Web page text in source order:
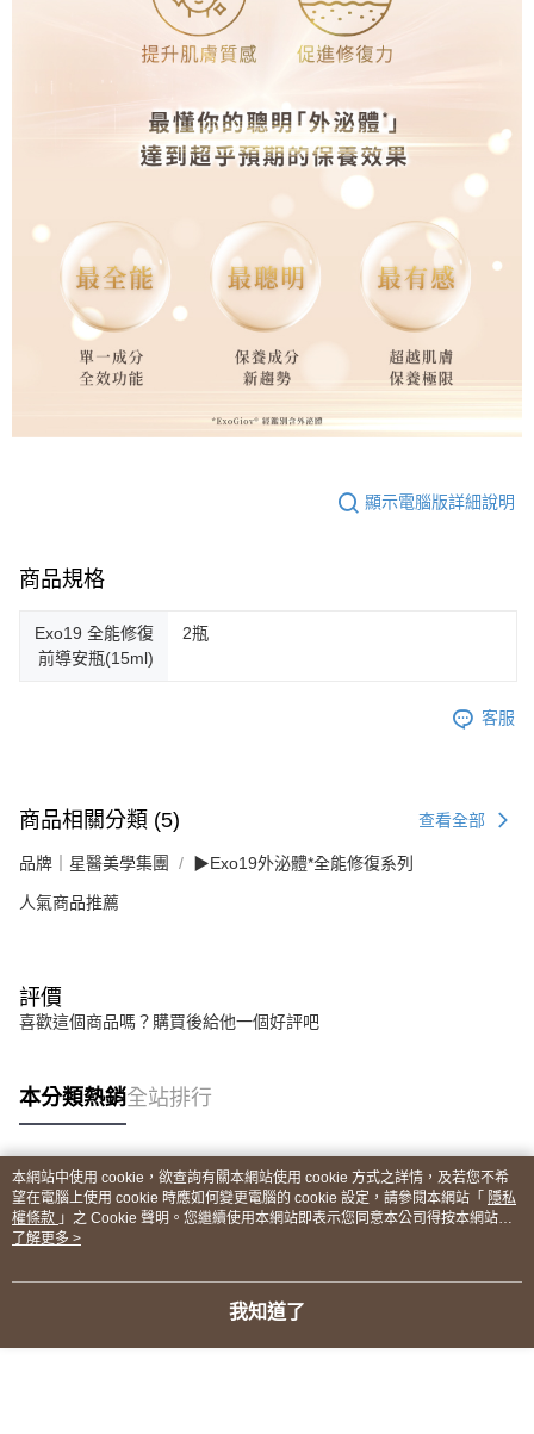
顯示電腦版詳細說明
商品規格
Exo19 全能修復
前導安瓶(15ml)
2瓶
客服
商品相關分類 (5) 查看全部
品牌｜星醫美學集團 ▶Exo19外泌體*全能修復系列
人氣商品推薦
評價
喜歡這個商品嗎？購買後給他一個好評吧
本分類熱銷全站排行
熱門標籤
本網站中使用 cookie，欲查詢有關本網站使用 cookie 方式之詳情，及若您不希
望在電腦上使用 cookie 時應如何變更電腦的 cookie 設定，請參閱本網站「 隱私
權條款 」之 Cookie 聲明。您繼續使用本網站即表示您同意本公司得按本網站使
用條款之 Cookie 聲明使用 cookie。
了解更多 >
我知道了